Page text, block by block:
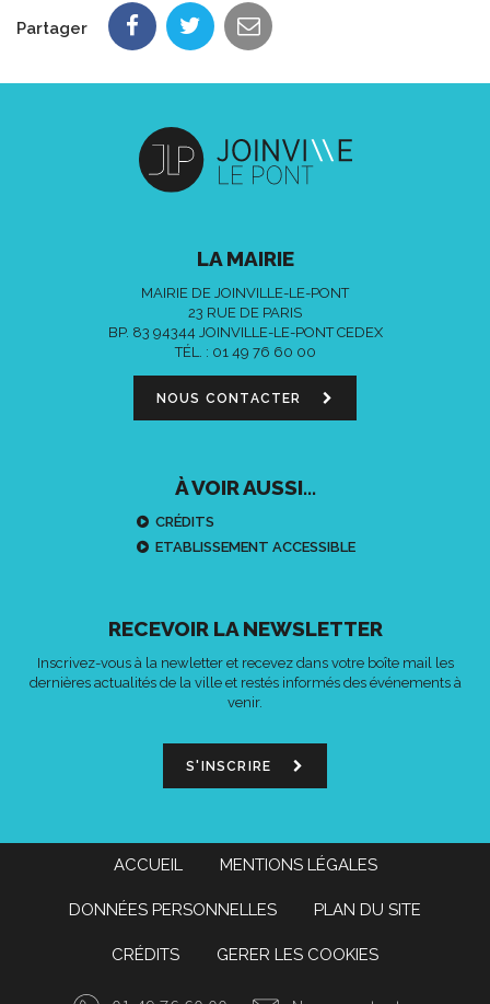
Partager
LA MAIRIE
MAIRIE DE JOINVILLE-LE-PONT
23 RUE DE PARIS
BP. 83 94344 JOINVILLE-LE-PONT CEDEX
TÉL. : 01 49 76 60 00
NOUS CONTACTER
À VOIR AUSSI...
CRÉDITS
ETABLISSEMENT ACCESSIBLE
RECEVOIR LA NEWSLETTER
Inscrivez-vous à la newletter et recevez dans votre boîte mail les
dernières actualités de la ville et restés informés des événements à
venir.
S'INSCRIRE
ACCUEIL MENTIONS LÉGALES
DONNÉES PERSONNELLES PLAN DU SITE
CRÉDITS GERER LES COOKIES